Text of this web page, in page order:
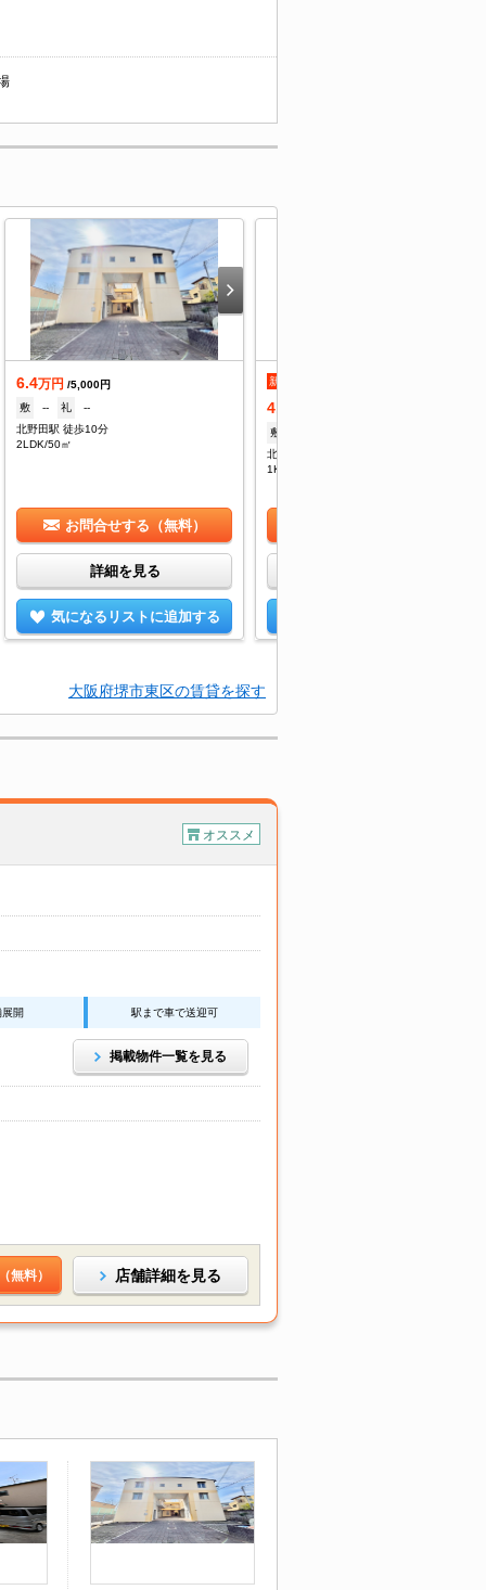
6.4万円 /5,000円
敷
-- 礼
--
北野田駅 徒歩10分
2LDK/50㎡
お問合せする（無料）
詳細を見る
気になるリストに追加する
新着
4.3
敷
北野田駅 徒歩11分
1K/22.35㎡
大阪府堺市東区の賃貸を探す
オススメ
展開 駅まで車で送迎可
掲載物件一覧を見る
無料） 店舗詳細を見る